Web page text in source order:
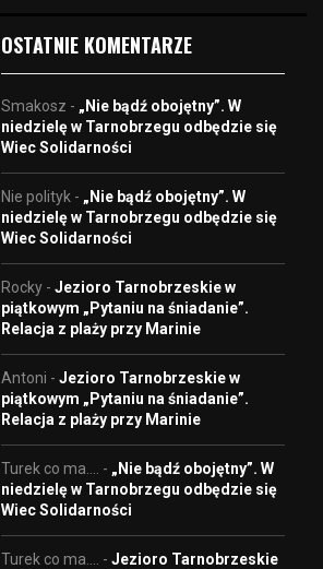
e
o
OSTATNIE KOMENTARZE
Smakosz - „Nie bądź obojętny”. W
niedzielę w Tarnobrzegu odbędzie się
Wiec Solidarności
Nie polityk - „Nie bądź obojętny”. W
niedzielę w Tarnobrzegu odbędzie się
Wiec Solidarności
Rocky - Jezioro Tarnobrzeskie w
piątkowym „Pytaniu na śniadanie”.
Relacja z plaży przy Marinie
Antoni - Jezioro Tarnobrzeskie w
piątkowym „Pytaniu na śniadanie”.
Relacja z plaży przy Marinie
Turek co ma.... - „Nie bądź obojętny”. W
niedzielę w Tarnobrzegu odbędzie się
Wiec Solidarności
Turek co ma.... - Jezioro Tarnobrzeskie